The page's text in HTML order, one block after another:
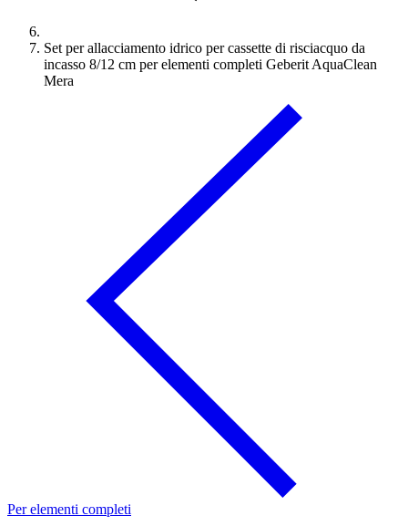
Set per allacciamento idrico per cassette di risciacquo da
incasso 8/12 cm per elementi completi Geberit AquaClean
Mera
Per elementi completi